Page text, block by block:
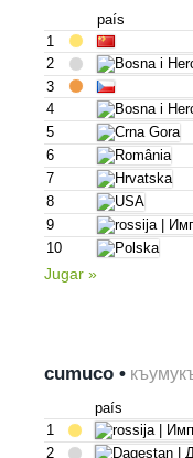
país
1
2
3
4
5
6
7
8
9
10
Jugar »
cumuco •
país
1
2